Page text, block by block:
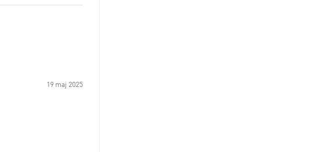
19 maj 2025